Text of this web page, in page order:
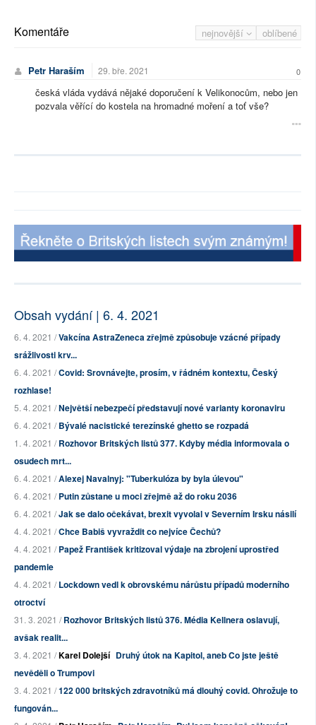
nejnovější oblíbené
Komentáře
Petr Haraším 29. bře. 2021 0
česká vláda vydává nějaké doporučení k Velikonocům, nebo jen
pozvala věřící do kostela na hromadné moření a toť vše?
Obsah vydání | 6. 4. 2021
6. 4. 2021 /Vakcína AstraZeneca zřejmě způsobuje vzácné případy
srážlivosti krv...
6. 4. 2021 /Covid: Srovnávejte, prosím, v řádném kontextu, Český
rozhlase!
5. 4. 2021 /Největší nebezpečí představují nové varianty koronaviru
6. 4. 2021 /Bývalé nacistické terezínské ghetto se rozpadá
1. 4. 2021 /Rozhovor Britských listů 377. Kdyby média informovala o
osudech mrt...
6. 4. 2021 /Alexej Navalnyj: "Tuberkulóza by byla úlevou"
6. 4. 2021 /Putin zůstane u moci zřejmě až do roku 2036
6. 4. 2021 /Jak se dalo očekávat, brexit vyvolal v Severním Irsku násilí
4. 4. 2021 /Chce Babiš vyvraždit co nejvíce Čechů?
4. 4. 2021 /Papež František kritizoval výdaje na zbrojení uprostřed
pandemie
4. 4. 2021 /Lockdown vedl k obrovskému nárůstu případů moderního
otroctví
31. 3. 2021 /Rozhovor Britských listů 376. Média Kellnera oslavují,
avšak realit...
3. 4. 2021 /Karel Dolejší Druhý útok na Kapitol, aneb Co jste ještě
nevěděli o Trumpovi
3. 4. 2021 /122 000 britských zdravotníků má dlouhý covid. Ohrožuje to
fungován...